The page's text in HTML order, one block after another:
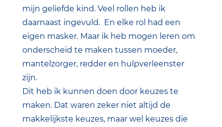
mijn geliefde kind. Veel rollen heb ik
daarnaast ingevuld. En elke rol had een
eigen masker. Maar ik heb mogen leren om
onderscheid te maken tussen moeder,
mantelzorger, redder en hulpverleenster
zijn.
Dit heb ik kunnen doen door keuzes te
maken. Dat waren zeker niet altijd de
makkelijkste keuzes, maar wel keuzes die